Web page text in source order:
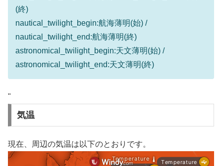
(終)
nautical_twilight_begin:航海薄明(始) /
nautical_twilight_end:航海薄明(終)
astronomical_twilight_begin:天文薄明(始) /
astronomical_twilight_end:天文薄明(終)
"
気温
現在、周辺の気温は以下のとおりです。